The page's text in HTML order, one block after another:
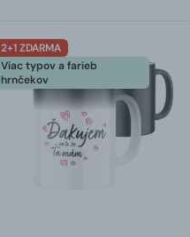
2+1 ZDARMA
Viac typov a farieb
hrnčekov